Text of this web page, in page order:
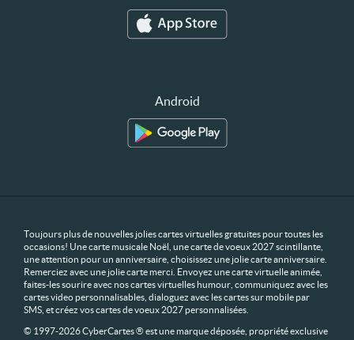
Android
Toujours plus de nouvelles jolies cartes virtuelles gratuites pour toutes les
occasions! Une carte musicale Noël, une carte de voeux 2027 scintillante,
une attention pour un anniversaire, choisissez une jolie carte anniversaire.
Remerciez avec une jolie carte merci. Envoyez une carte virtuelle animée,
faites-les sourire avec nos cartes virtuelles humour, communiquez avec les
cartes video personnalisables, dialoguez avec les cartes sur mobile par
SMS, et créez vos cartes de voeux 2027 personnalisées.
© 1997-2026 CyberCartes ® est une marque déposée, propriété exclusive